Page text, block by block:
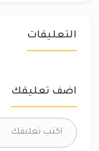
التعليقات
اضف تعليقك